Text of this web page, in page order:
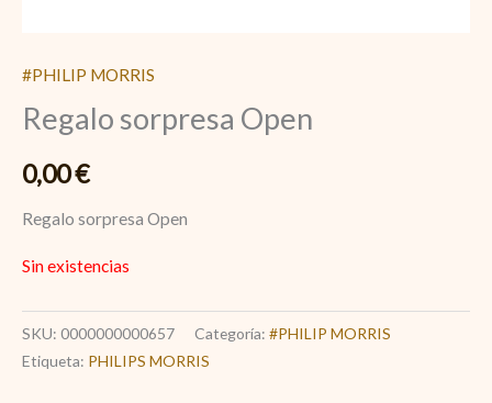
#PHILIP MORRIS
Regalo sorpresa Open
0,00€
Regalo sorpresa Open
Sin existencias
SKU: 0000000000657 Categoría: #PHILIP MORRIS
Etiqueta: PHILIPS MORRIS